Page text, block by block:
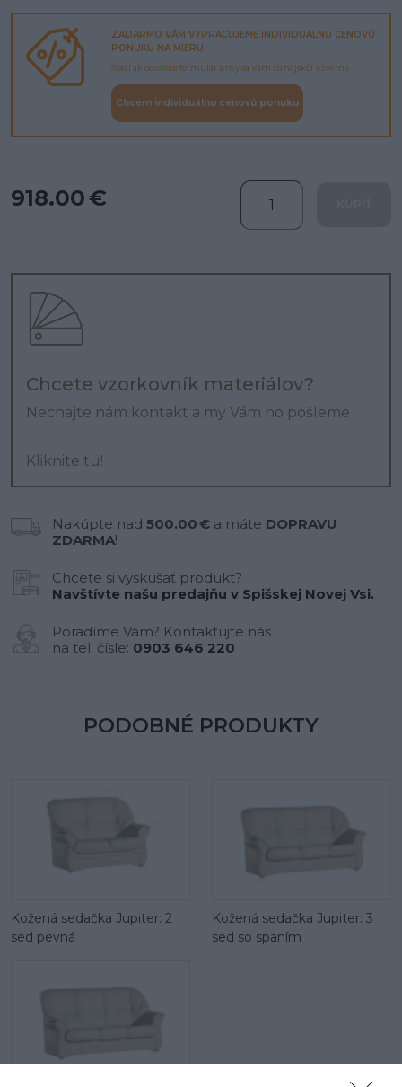
ZADARMO VÁM VYPRACUJEME INDIVIDUÁLNU CENOVÚ
PONUKU NA MIERU
Stačí ak odošlete formulár a my sa Vám čo najskôr ozveme.
Chcem individuálnu cenovú ponuku
918.00 €
Chcete vzorkovník materiálov?
Nechajte nám kontakt a my Vám ho pošleme
Kliknite tu!
Nakúpte nad 500.00 € a máte DOPRAVU
ZDARMA!
Chcete si vyskúšať produkt?
Navštívte našu predajňu v Spišskej Novej Vsi.
Poradíme Vám? Kontaktujte nás
na tel. čísle: 0903 646 220
PODOBNÉ PRODUKTY
Kožená sedačka Jupiter: 2
sed pevná
Kožená sedačka Jupiter: 3
sed so spaním